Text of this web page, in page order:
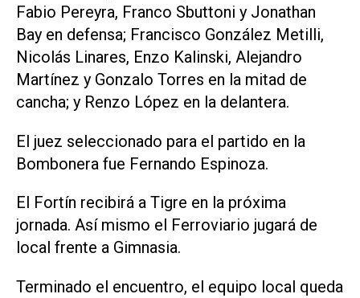
Fabio Pereyra, Franco Sbuttoni y Jonathan
Bay en defensa; Francisco González Metilli,
Nicolás Linares, Enzo Kalinski, Alejandro
Martínez y Gonzalo Torres en la mitad de
cancha; y Renzo López en la delantera.
El juez seleccionado para el partido en la
Bombonera fue Fernando Espinoza.
El Fortín recibirá a Tigre en la próxima
jornada. Así mismo el Ferroviario jugará de
local frente a Gimnasia.
Terminado el encuentro, el equipo local queda